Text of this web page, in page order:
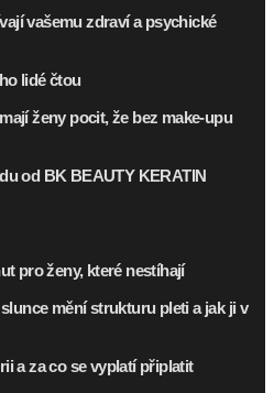
vašemu zdraví a psychické
lidé čtou
ženy pocit, že bez make-upu
od BK BEAUTY KERATIN
pro ženy, které nestíhají
mění strukturu pleti a jak ji v
a za co se vyplatí připlatit